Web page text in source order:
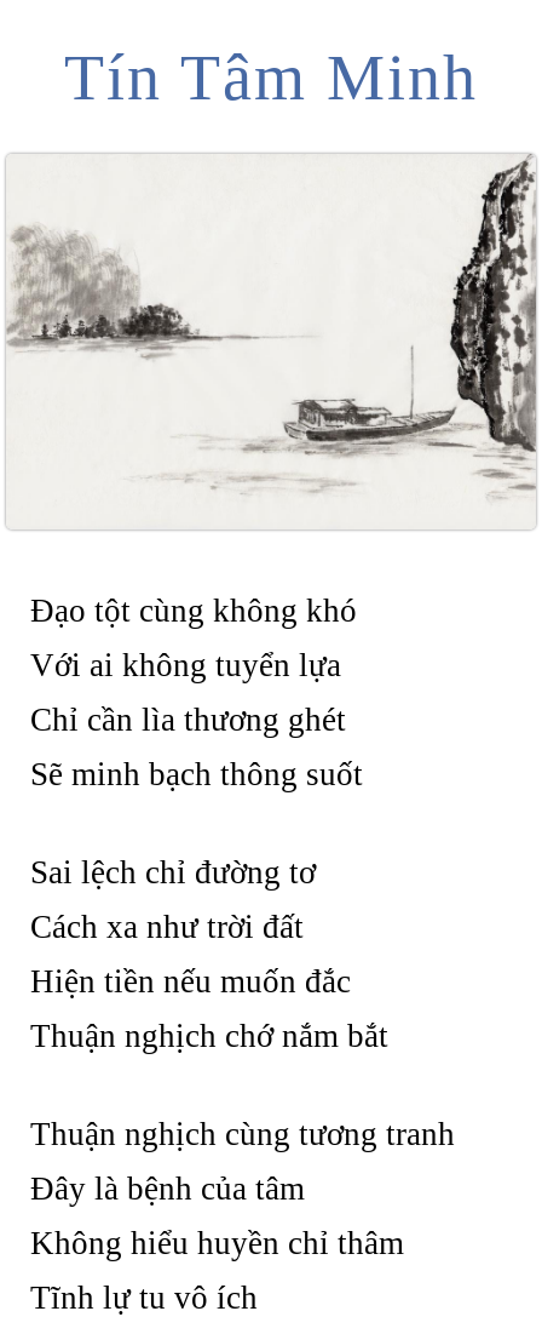
Tín Tâm Minh
Đạo tột cùng không khó
Với ai không tuyển lựa
Chỉ cần lìa thương ghét
Sẽ minh bạch thông suốt
Sai lệch chỉ đường tơ
Cách xa như trời đất
Hiện tiền nếu muốn đắc
Thuận nghịch chớ nắm bắt
Thuận nghịch cùng tương tranh
Đây là bệnh của tâm
Không hiểu huyền chỉ thâm
Tĩnh lự tu vô ích